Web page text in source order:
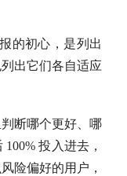
的初心，是列出
出它们各自适应
断哪个更好、哪
投入进去，
险偏好的用户，